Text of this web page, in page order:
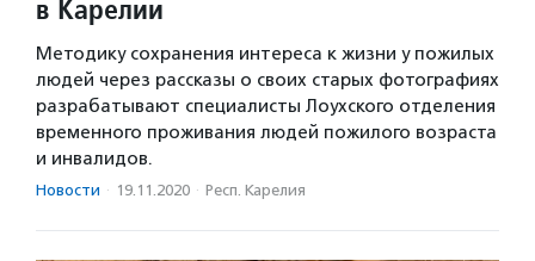
в Карелии
Методику сохранения интереса к жизни у пожилых
людей через рассказы о своих старых фотографиях
разрабатывают специалисты Лоухского отделения
временного проживания людей пожилого возраста
и инвалидов.
Новости · 19.11.2020 · Респ. Карелия